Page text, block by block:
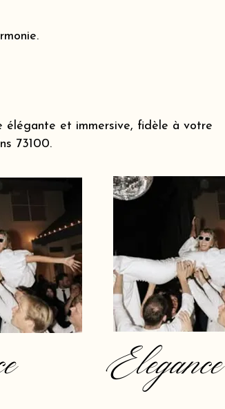
élégante et immersive, fidèle à votre
73100.
Elegance